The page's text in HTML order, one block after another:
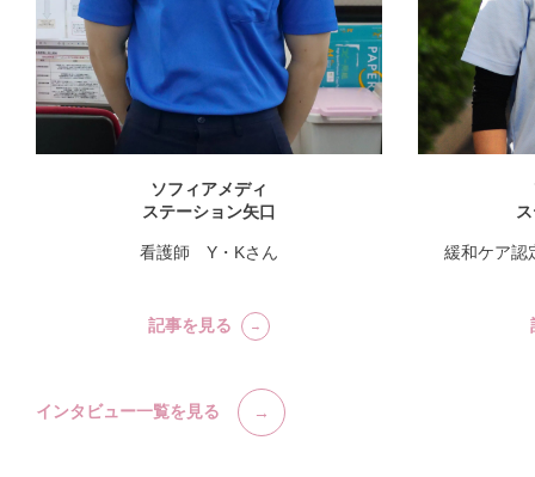
ソフィアメディ
ステーション矢口
看護師 Y・Kさん
記事を見る
緩和ケア
インタビュー一覧を見る